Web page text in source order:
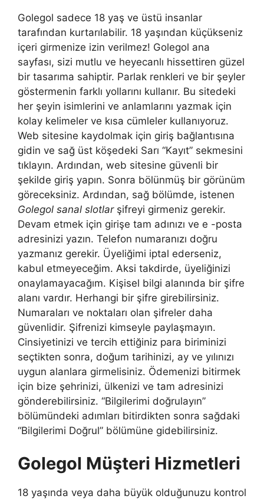
Golegol sadece 18 yaş ve üstü insanlar
tarafından kurtarılabilir. 18 yaşından küçükseniz
içeri girmenize izin verilmez! Golegol ana
sayfası, sizi mutlu ve heyecanlı hissettiren güzel
bir tasarıma sahiptir. Parlak renkleri ve bir şeyler
göstermenin farklı yollarını kullanır. Bu sitedeki
her şeyin isimlerini ve anlamlarını yazmak için
kolay kelimeler ve kısa cümleler kullanıyoruz.
Web sitesine kaydolmak için giriş bağlantısına
gidin ve sağ üst köşedeki Sarı “Kayıt” sekmesini
tıklayın. Ardından, web sitesine güvenli bir
şekilde giriş yapın. Sonra bölünmüş bir görünüm
göreceksiniz. Ardından, sağ bölümde, istenen
Golegol sanal slotlar şifreyi girmeniz gerekir.
Devam etmek için girişe tam adınızı ve e -posta
adresinizi yazın. Telefon numaranızı doğru
yazmanız gerekir. Üyeliğimi iptal ederseniz,
kabul etmeyeceğim. Aksi takdirde, üyeliğinizi
onaylamayacağım. Kişisel bilgi alanında bir şifre
alanı vardır. Herhangi bir şifre girebilirsiniz.
Numaraları ve noktaları olan şifreler daha
güvenlidir. Şifrenizi kimseyle paylaşmayın.
Cinsiyetinizi ve tercih ettiğiniz para biriminizi
seçtikten sonra, doğum tarihinizi, ay ve yılınızı
uygun alanlara girmelisiniz. Ödemenizi bitirmek
için bize şehrinizi, ülkenizi ve tam adresinizi
gönderebilirsiniz. “Bilgilerimi doğrulayın”
bölümündeki adımları bitirdikten sonra sağdaki
“Bilgilerimi Doğrul” bölümüne gidebilirsiniz.
Golegol Müşteri Hizmetleri
18 yaşında veya daha büyük olduğunuzu kontrol